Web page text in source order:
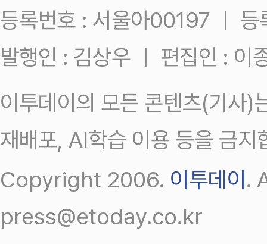
등록번호 : 서울아00197 ㅣ
발행인 : 김상우 ㅣ 편집인 : 이
이투데이의 모든 콘텐츠(기사)
재배포, AI학습 이용 등을 금지
Copyright 2006. 이투데이 .
press@etoday.co.kr